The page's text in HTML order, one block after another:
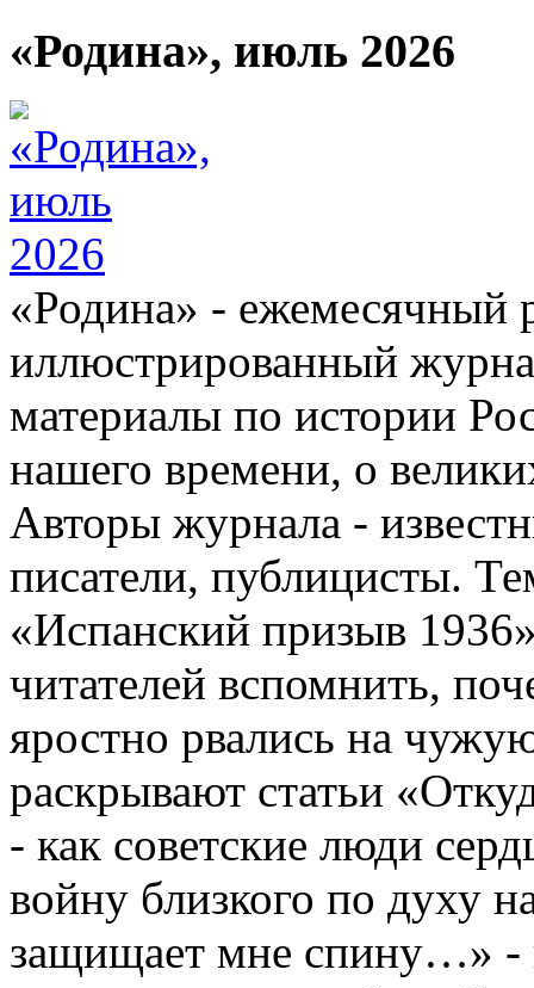
«Родина», июль 2026
«Родина» - ежемесячный
иллюстрированный
материалы по истории
нашего времени, о
Авторы журнала -
писатели, публицисты.
«Испанский призыв
читателей вспомнить,
яростно рвались на
раскрывают статьи
- как советские люди
войну близкого по духу
защищает мне спину…» -